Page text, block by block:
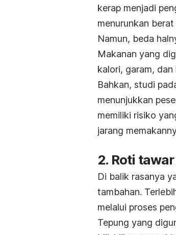
kerap menjadi
menurunkan berat
Namun, beda
Makanan yang
kalori, garam,
Bahkan, studi
menunjukkan
memiliki risiko
jarang
2. Roti
Di balik rasanya
tambahan.
melalui proses
Tepung yang